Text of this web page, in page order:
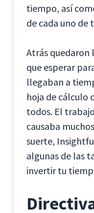
tiempo, así
de cada uno de
Atrás quedaron
que esperar
llegaban a
hoja de cálculo
todos. El
causaba
suerte,
algunas de las
invertir tu